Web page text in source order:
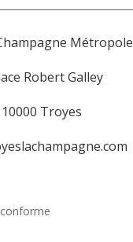
Métropole
Robert Galley
10000 Troyes